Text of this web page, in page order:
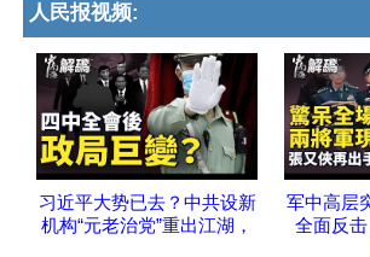
人民报视频:
习近平大势已去？中共设新
机构“元老治党”重出江湖，
军中高层
全面反